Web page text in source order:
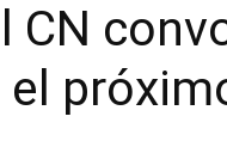
CN